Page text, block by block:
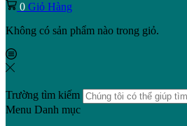
0 Giỏ Hàng
Không có sản phẩm nào trong giỏ.
Trường tìm kiếm
Menu Danh mục